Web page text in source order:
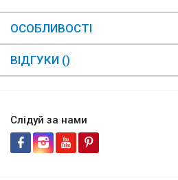
ОСОБЛИВОСТІ
ВІДГУКИ ()
Слідуй за нами